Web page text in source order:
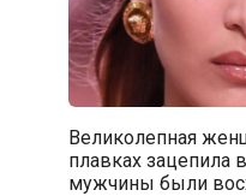
Великолепная
плавках зацепила
мужчины были